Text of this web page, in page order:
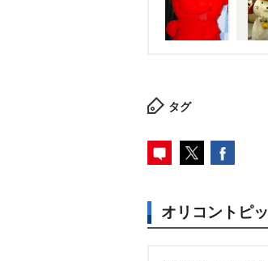
タグ
オリコントピ